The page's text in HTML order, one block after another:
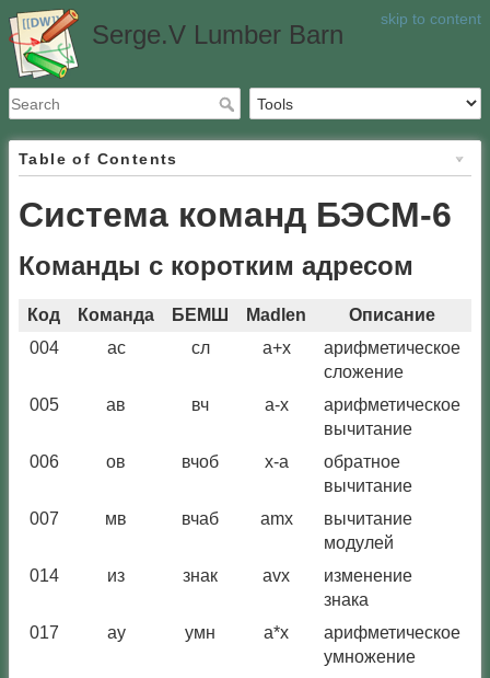
skip to content
Serge.V Lumber Barn
Table of Contents
Система команд БЭСМ-6
Команды с коротким адресом
Код Команда БЕМШ Madlen Описание
004
ас сл a+x
арифметическое
сложение
005
ав вч a-x
арифметическое
вычитание
006
ов вчоб x-a
обратное
вычитание
007
мв вчаб amx
вычитание
модулей
014
из знак avx
изменение
знака
017
ау умн a*x
арифметическое
умножение